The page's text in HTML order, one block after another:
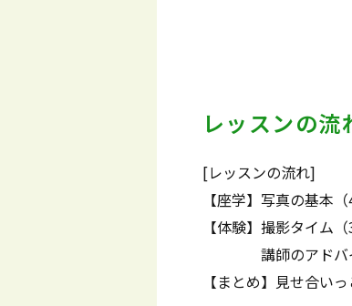
レッスンの流
[レッスンの流れ]
【座学】写真の基本
【体験】撮影タイム
講師のアドバイ
【まとめ】見せ合い